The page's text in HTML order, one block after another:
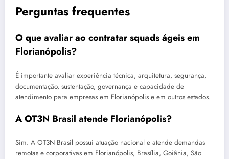
Perguntas frequentes
O que avaliar ao contratar squads ágeis em
Florianópolis?
É importante avaliar experiência técnica, arquitetura, segurança,
documentação, sustentação, governança e capacidade de
atendimento para empresas em Florianópolis e em outros estados.
A OT3N Brasil atende Florianópolis?
Sim. A OT3N Brasil possui atuação nacional e atende demandas
remotas e corporativas em Florianópolis, Brasília, Goiânia, São